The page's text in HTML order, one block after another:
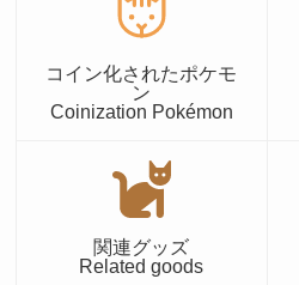
コイン化されたポケモ
ン
Coinization Pokémon
関連グッズ
Related goods